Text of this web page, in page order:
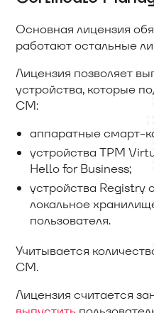
Основная лицензия
работают остальные
Лицензия позволяет
устройства, которые
CM:
аппаратные смарт-
устройства TPM
Hello for Business;
устройства Registry
локальное
пользователя.
Учитывается
CM.
Лицензия считается